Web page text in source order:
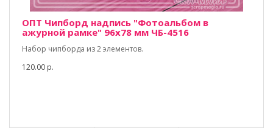
ОПТ Чипборд надпись "Фотоальбом в
ажурной рамке" 96х78 мм ЧБ-4516
Набор чипборда из 2 элементов.
120.00 р.